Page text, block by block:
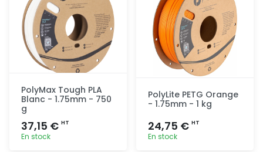
PolyMax Tough PLA
Blanc - 1.75mm - 750
g
37,15 € HT
En stock
PolyLite PETG Orange
- 1.75mm - 1 kg
24,75 € HT
En stock